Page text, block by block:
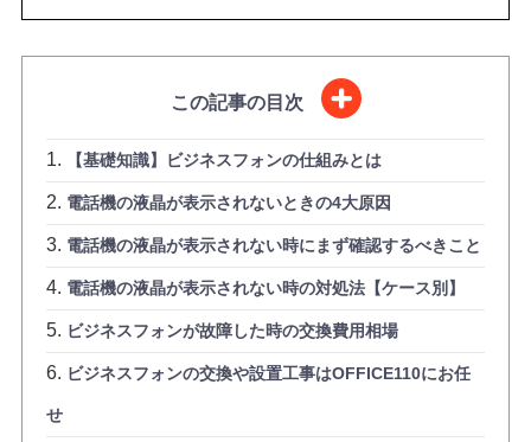
この記事の目次
【基礎知識】ビジネスフォンの仕組みとは
電話機の液晶が表示されないときの4大原因
電話機の液晶が表示されない時にまず確認するべきこと
電話機の液晶が表示されない時の対処法【ケース別】
ビジネスフォンが故障した時の交換費用相場
ビジネスフォンの交換や設置工事はOFFICE110にお任
せ